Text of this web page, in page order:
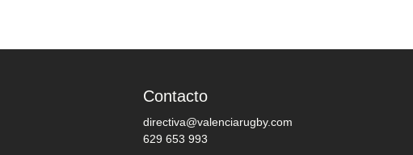
Contacto
directiva@valenciarugby.com
629 653 993